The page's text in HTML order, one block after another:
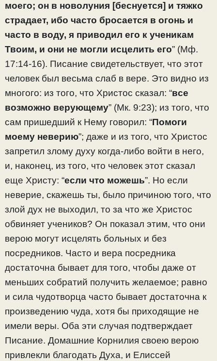
моего; он в новолуния [беснуется] и тяжко
страдает, ибо часто бросается в огонь и
часто в воду, я приводил его к ученикам
Твоим, и они не могли исцелить его” (Мф.
17:14-16). Писание свидетельствует, что этот
человек был весьма слаб в вере. Это видно из
многого: из того, что Христос сказал: “все
возможно верующему” (Мк. 9:23); из того, что
сам пришедший к Нему говорил: “Помоги
моему неверию”; даже и из того, что Христос
запретил злому духу когда-либо войти в него,
и, наконец, из того, что человек этот сказал
еще Христу: “если что можешь”. Но если
неверие, скажешь ты, было причиною того, что
злой дух не выходил, то за что же Христос
обвиняет учеников? Он показал этим, что они
верою могут исцелять больных и без
посредников. Часто и вера посредника
достаточна бывает для того, чтобы даже от
меньших собратий получить желаемое; равно
и сила чудотворца часто бывает достаточна к
произведению чуда, хотя бы приходящие не
имели веры. Оба эти случая подтверждает
Писание. Домашние Корнилия своею верою
привлекли благодать Духа, и Елиссей